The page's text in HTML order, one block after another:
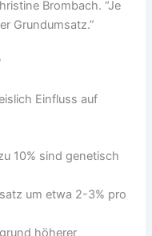
Brombach. “Je
Grundumsatz.”
Einfluss auf
10% sind genetisch
um etwa 2-3% pro
höherer